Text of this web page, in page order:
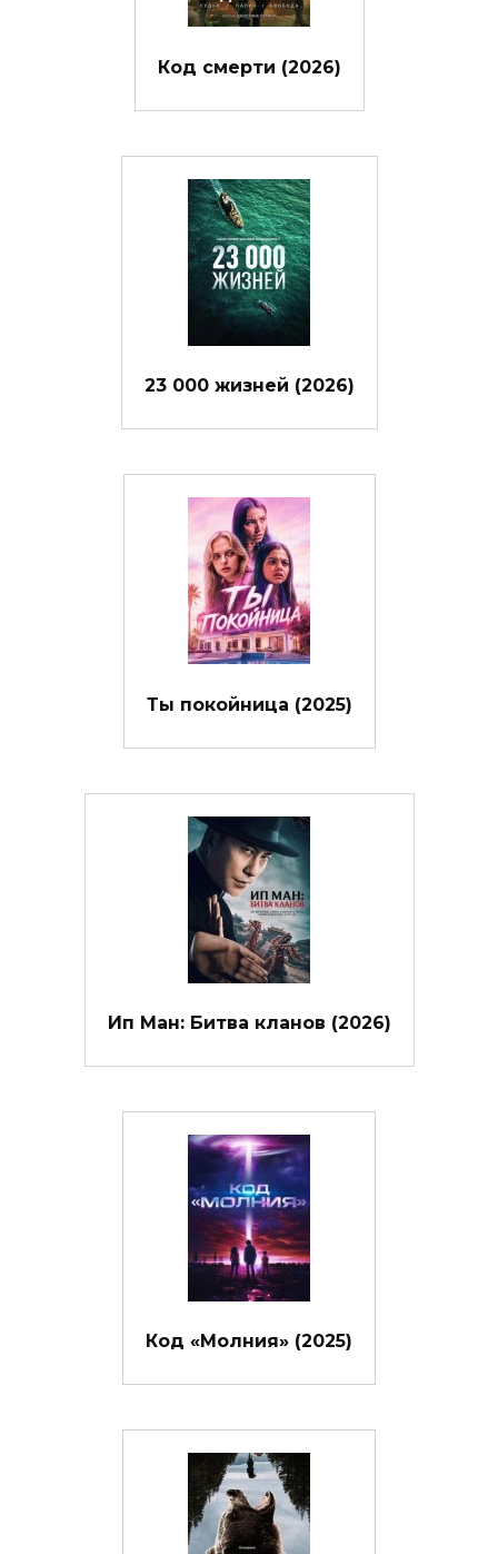
Код смерти (2026)
23 000 жизней (2026)
Ты покойница (2025)
Ип Ман: Битва кланов (2026)
Код «Молния» (2025)